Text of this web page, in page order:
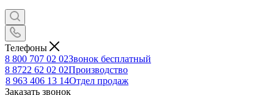
Телефоны
8 800 707 02 02Звонок бесплатный
8 8722 62 02 02Производство
8 963 406 13 14Отдел продаж
Заказать звонок